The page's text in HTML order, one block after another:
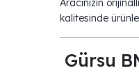
Aracınızın
kalitesinde
Gürsu